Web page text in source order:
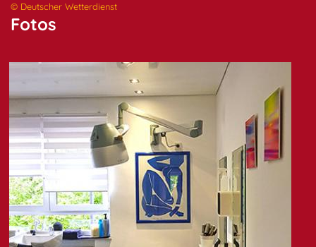
© Deutscher Wetterdienst
Fotos